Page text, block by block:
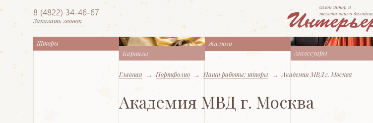
8 (4822) 34-46-67
Заказать звонок
cалон штор и
текстильного дизайна
Шторы
Карнизы
Жалюзи
Аксессуары
Главная → Портфолио → Наши работы: шторы → Академия МВД г. Москва
Академия МВД г. Москва